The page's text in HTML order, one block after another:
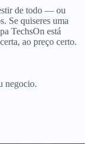
de todo — ou
Se quiseres uma
TechsOn está
ao preço certo.
negocio.